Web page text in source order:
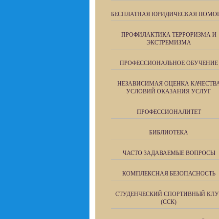
БЕСПЛАТНАЯ ЮРИДИЧЕСКАЯ
ПРОФИЛАКТИКА ТЕРРОРИЗМА И
ЭКСТРЕМИЗМА
ПРОФЕССИОНАЛЬНОЕ ОБУЧЕНИЕ
НЕЗАВИСИМАЯ ОЦЕНКА
УСЛОВИЙ ОКАЗАНИЯ УСЛУГ
ПРОФЕССИОНАЛИТЕТ
БИБЛИОТЕКА
ЧАСТО ЗАДАВАЕМЫЕ ВОПРОСЫ
КОМПЛЕКСНАЯ БЕЗОПАСНОСТЬ
СТУДЕНЧЕСКИЙ СПОРТИВНЫЙ
(ССК)